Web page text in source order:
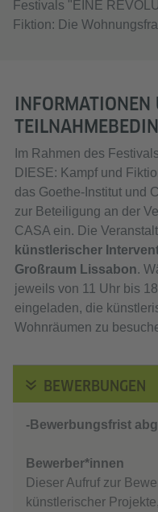
Festivals "EINE
Fiktion: Die
INFORMATIONEN
Im Rahmen des
DIESE: Kampf und
das Goethe-Institut und
zur Beteiligung an der
CASA ein. Die
künstlerischer
Großraum Lissabon.
jeweils von 11 Uhr bis
eingeladen, die
Wohnräumen zu
BEWERBUNGEN
-Bewerbungsfrist
Bewerber*innen
Dieser Aufruf zur
künstlerischer